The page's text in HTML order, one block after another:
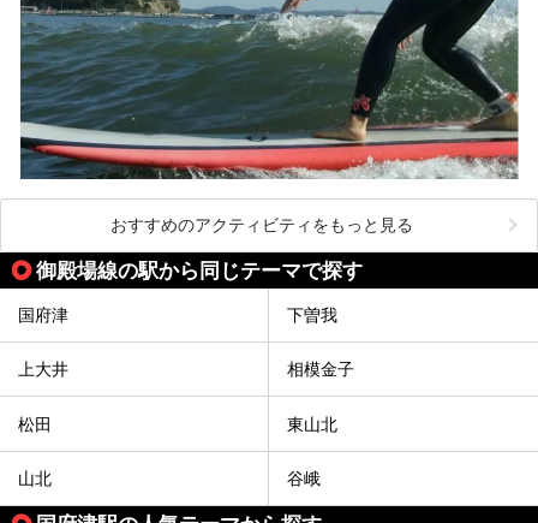
おすすめのアクティビティをもっと見る
御殿場線の駅から同じテーマで探す
国府津 下曽我
上大井 相模金子
松田 東山北
山北 谷峨